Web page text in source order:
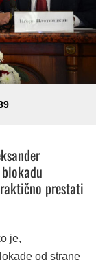
komentara
prestati
je,
od strane